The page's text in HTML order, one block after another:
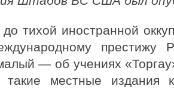
до тихой иностранной
престижу
— об учениях
местные издания